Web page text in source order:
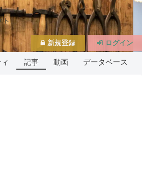
記事 動画 データベース
新規登録 ログイン